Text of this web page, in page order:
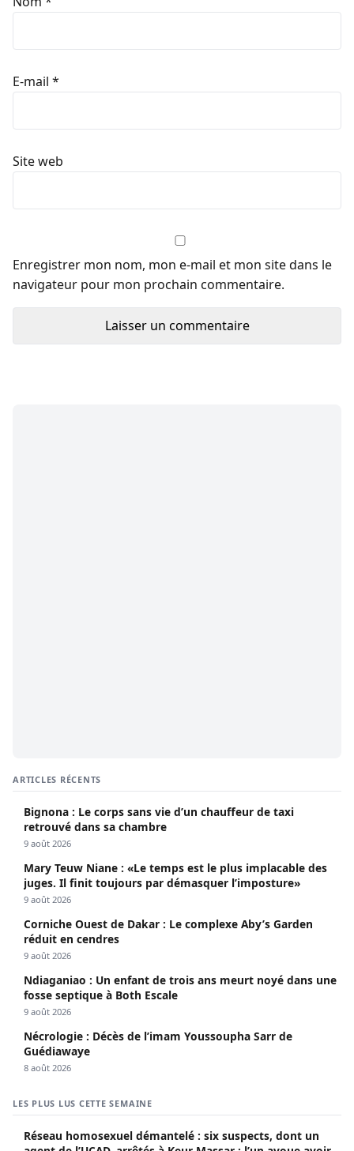
E-mail *
Site web
Enregistrer mon nom, mon e-mail et mon site dans le
navigateur pour mon prochain commentaire.
ARTICLES RÉCENTS
Bignona : Le corps sans vie d’un chauffeur de taxi
retrouvé dans sa chambre
9 août 2026
Mary Teuw Niane : «Le temps est le plus implacable des
juges. Il finit toujours par démasquer l’imposture»
9 août 2026
Corniche Ouest de Dakar : Le complexe Aby’s Garden
réduit en cendres
9 août 2026
Ndiaganiao : Un enfant de trois ans meurt noyé dans une
fosse septique à Both Escale
9 août 2026
Nécrologie : Décès de l’imam Youssoupha Sarr de
Guédiawaye
8 août 2026
LES PLUS LUS CETTE SEMAINE
Réseau homosexuel démantelé : six suspects, dont un